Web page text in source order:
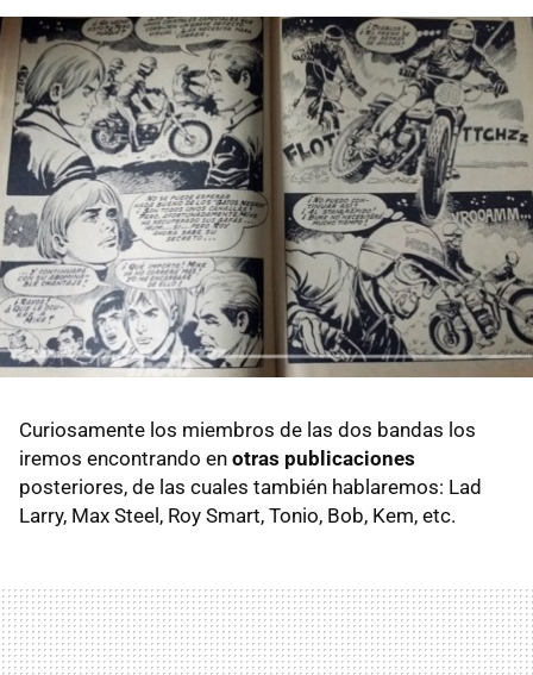
Curiosamente los miembros de las dos bandas los
iremos encontrando en otras publicaciones
posteriores, de las cuales también hablaremos: Lad
Larry, Max Steel, Roy Smart, Tonio, Bob, Kem, etc.